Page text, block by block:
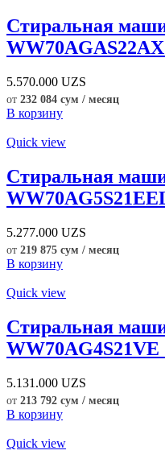
Стиральная
5.570.000 UZS
от 232 084 сум / месяц
В корзину
Quick view
Стиральная
5.277.000 UZS
от 219 875 сум / месяц
В корзину
Quick view
Стиральная
WW70AG4S21VE
5.131.000 UZS
от 213 792 сум / месяц
В корзину
Quick view